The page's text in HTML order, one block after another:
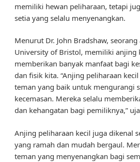
memiliki hewan peliharaan, tetapi
setia yang selalu menyenangkan.
Menurut Dr. John Bradshaw,
University of Bristol, memiliki anjing
memberikan banyak manfaat bagi
dan fisik kita. “Anjing peliharaan
teman yang baik untuk mengurangi
kecemasan. Mereka selalu
dan kehangatan bagi pemiliknya,”
Anjing peliharaan kecil juga dikenal
yang ramah dan mudah bergaul.
teman yang menyenangkan bagi